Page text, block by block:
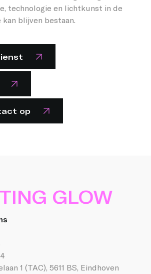
technologie en lichtkunst in de
blijven bestaan.
op
GLOW
1 (TAC), 5611 BS, Eindhoven